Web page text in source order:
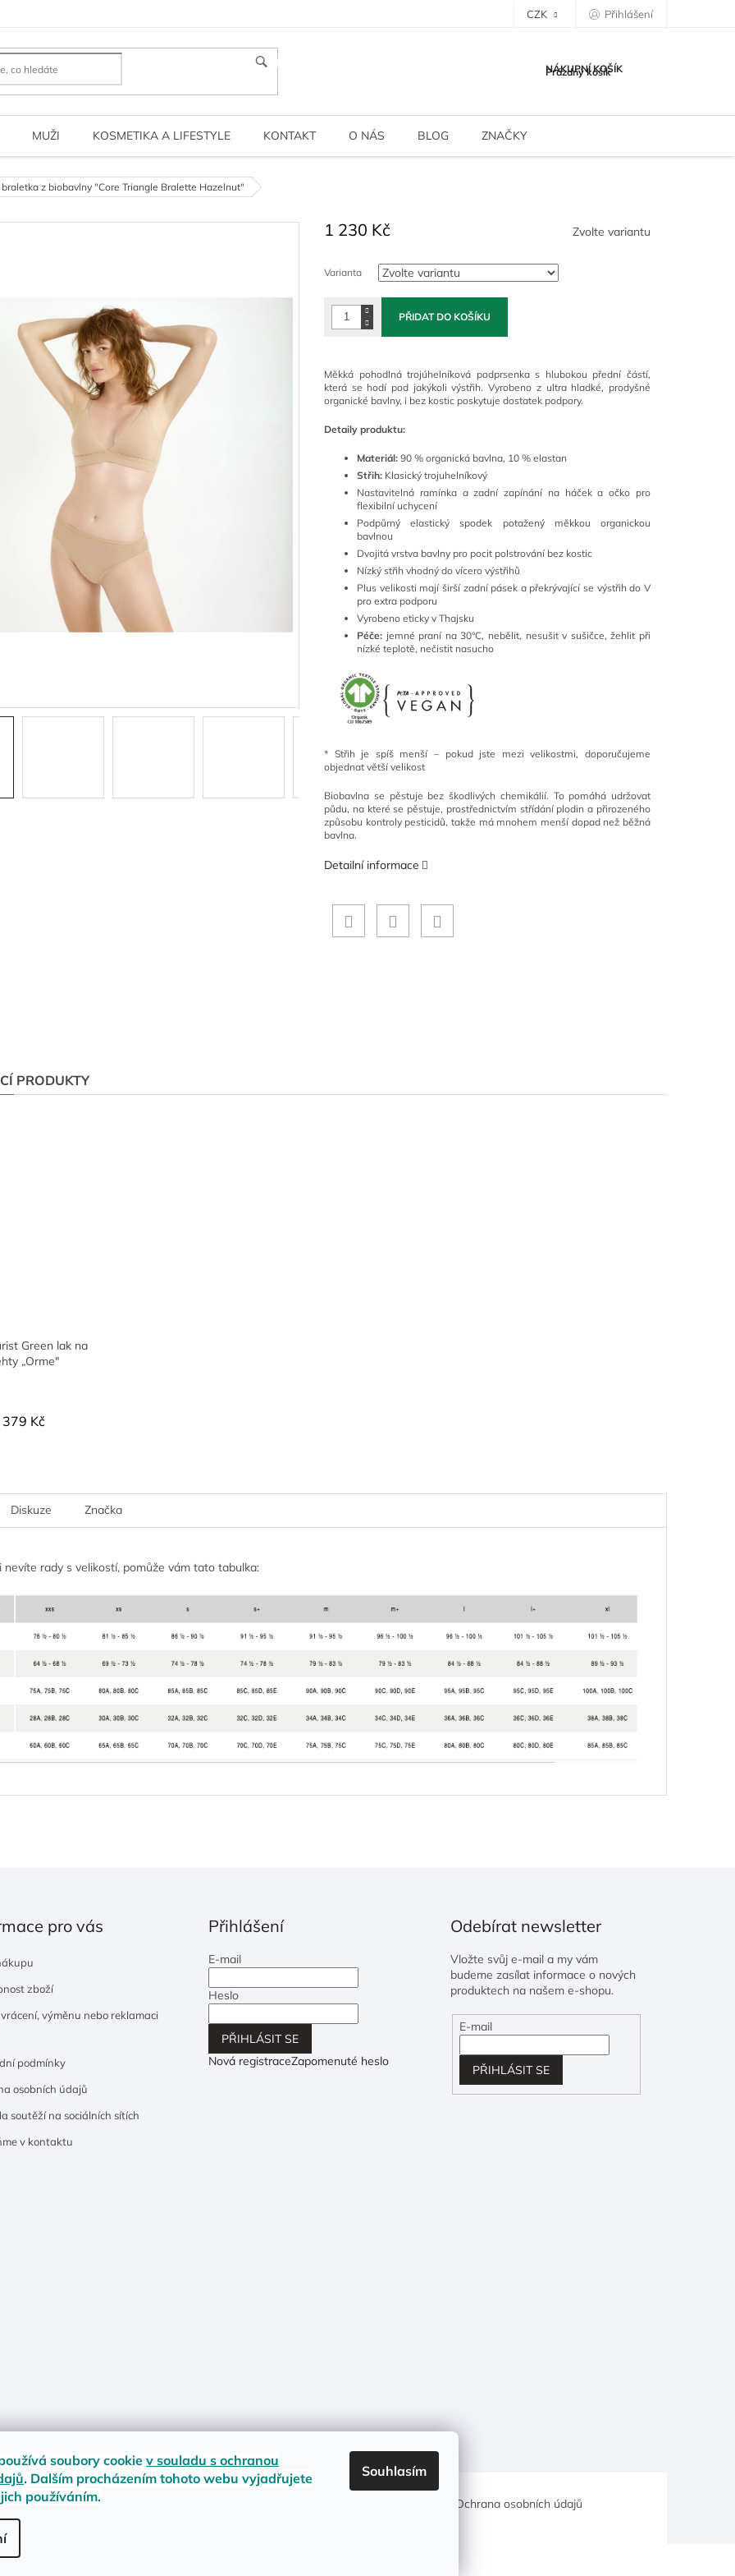
soubory cookiev souladu s ochranou
. Dalším procházením tohoto webu vyjadřujete
používáním.
Souhlasím
CZK Přihlášení
HLEDAT NÁKUPNÍ KOŠÍK
Prázdný košík
MUŽI KOSMETIKA A LIFESTYLE KONTAKT O NÁS BLOG ZNAČKY
braletka z biobavlny "Core Triangle Bralette Hazelnut"
1 230 Kč
cena:
Zvolte variantu
Varianta
PŘIDAT DO KOŠÍKU
Měkká pohodlná trojúhelníková podprsenka s hlubokou přední částí,
která se hodí pod jakýkoli výstřih. Vyrobeno z ultra hladké, prodyšné
organické bavlny, i bez kostic poskytuje dostatek podpory.
Detaily produktu:
Materiál: 90 % organická bavlna, 10 % elastan
Střih: Klasický trojuhelníkový
Nastavitelná ramínka a zadní zapínání na háček a očko pro
flexibilní uchycení
Podpůrný elastický spodek potažený měkkou organickou
bavlnou
Dvojitá vrstva bavlny pro pocit polstrování bez kostic
Nízký střih vhodný do vícero výstřihů
Plus velikosti mají širší zadní pásek a překrývající se výstřih do V
pro extra podporu
Vyrobeno eticky v Thajsku
Péče: jemné praní na 30°C, nebělit, nesušit v sušičce, žehlit při
nízké teplotě, nečistit nasucho
* Střih je spíš menší – pokud jste mezi velikostmi, doporučujeme
objednat větší velikost
Biobavlna se pěstuje bez škodlivých chemikálií. To pomáhá udržovat
půdu, na které se pěstuje, prostřednictvím střídání plodin a přirozeného
způsobu kontroly pesticidů, takže má mnohem menší dopad než běžná
bavlna.
Detailní informace
PRODUKTY
Green lak na
„Orme"
379 Kč
Diskuze Značka
nevíte rady s velikostí, pomůže vám tato tabulka:
pro vás
zboží
vrácení, výměnu nebo reklamaci
podmínky
osobních údajů
soutěží na sociálních sítích
v kontaktu
Přihlášení
E-mail
Heslo
PŘIHLÁSIT SE
Nová registraceZapomenuté heslo
Odebírat newsletter
Vložte svůj e-mail a my vám
budeme zasílat informace o nových
produktech na našem e-shopu.
E-mail
PŘIHLÁSIT SE
zboží Materiály a velikosti Ochrana osobních údajů